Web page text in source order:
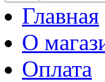
Главная
О
Оплата